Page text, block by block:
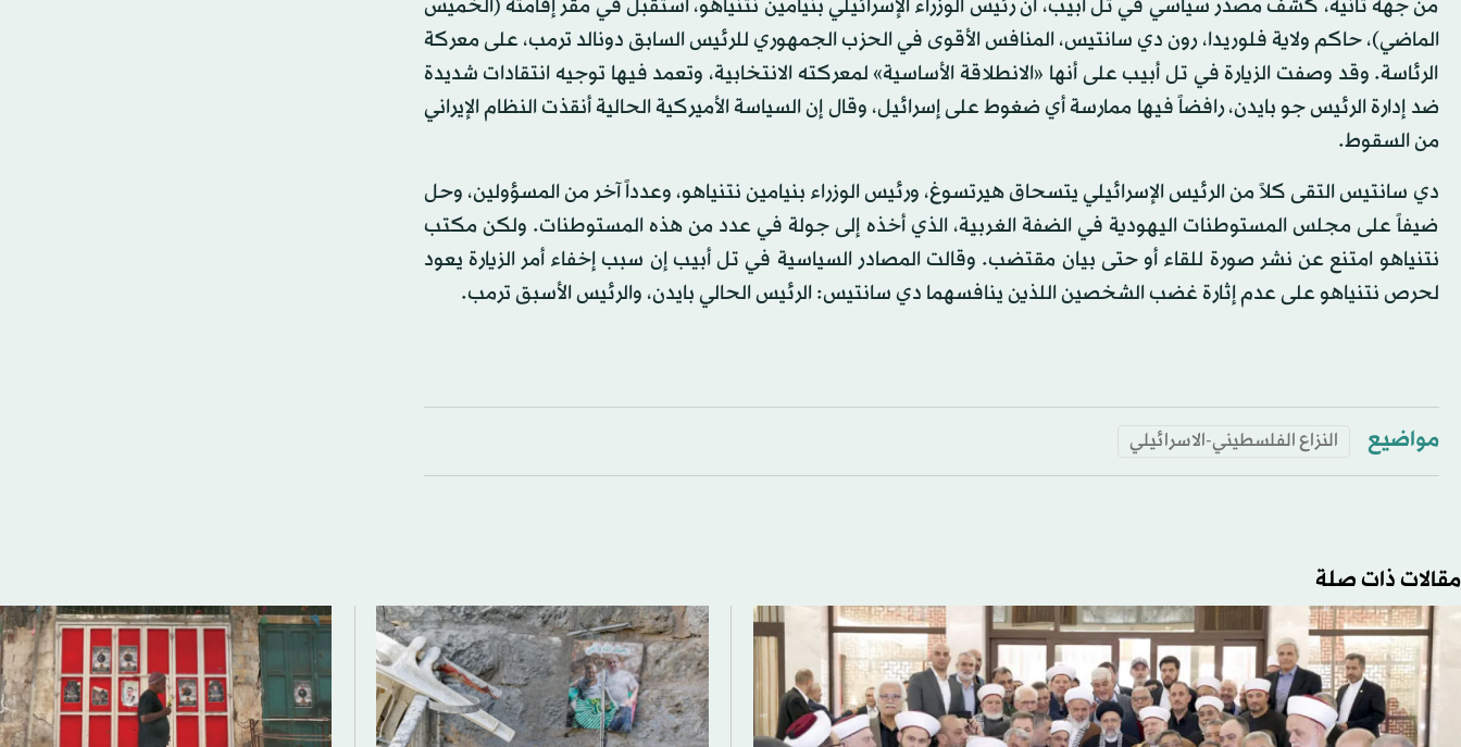
من جهة ثانية، كشف مصدر سياسي في تل أبيب، أن رئيس الوزراء الإسرائيلي بنيامين نتنياهو، استقبل في مقر إقامته (الخميس
الماضي)، حاكم ولاية فلوريدا، رون دي سانتيس، المنافس الأقوى في الحزب الجمهوري للرئيس السابق دونالد ترمب، على معركة
الرئاسة. وقد وصفت الزيارة في تل أبيب على أنها «الانطلاقة الأساسية» لمعركته الانتخابية، وتعمد فيها توجيه انتقادات شديدة
ضد إدارة الرئيس جو بايدن، رافضاً فيها ممارسة أي ضغوط على إسرائيل، وقال إن السياسة الأميركية الحالية أنقذت النظام الإيراني
من السقوط.
دي سانتيس التقى كلاً من الرئيس الإسرائيلي يتسحاق هيرتسوغ، ورئيس الوزراء بنيامين نتنياهو، وعدداً آخر من المسؤولين، وحل
ضيفاً على مجلس المستوطنات اليهودية في الضفة الغربية، الذي أخذه إلى جولة في عدد من هذه المستوطنات. ولكن مكتب
نتنياهو امتنع عن نشر صورة للقاء أو حتى بيان مقتضب. وقالت المصادر السياسية في تل أبيب إن سبب إخفاء أمر الزيارة يعود
لحرص نتنياهو على عدم إثارة غضب الشخصين اللذين ينافسهما دي سانتيس: الرئيس الحالي بايدن، والرئيس الأسبق ترمب.
مواضيع النزاع الفلسطيني-الاسرائيلي
مقالات ذات صلة